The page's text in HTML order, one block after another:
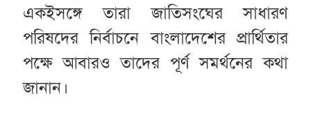
একইসঙ্গে তারা জাতিসংঘের সাধারণ
পরিষদের নির্বাচনে বাংলাদেশের প্রার্থিতার
পক্ষে আবারও তাদের পূর্ণ সমর্থনের কথা
জানান।